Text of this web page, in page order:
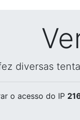
diversas
o acesso do IP